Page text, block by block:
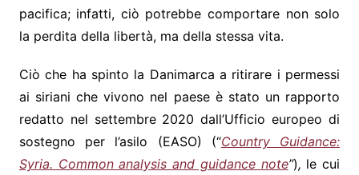
pacifica; infatti, ciò potrebbe comportare non solo
la perdita della libertà, ma della stessa vita.
Ciò che ha spinto la Danimarca a ritirare i permessi
ai siriani che vivono nel paese è stato un rapporto
redatto nel settembre 2020 dall’Ufficio europeo di
sostegno per l’asilo (EASO) (“Country Guidance:
Syria. Common analysis and guidance note”), le cui